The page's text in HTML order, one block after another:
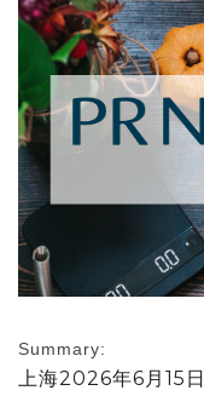
n
Summary:
上海2026年6月15日